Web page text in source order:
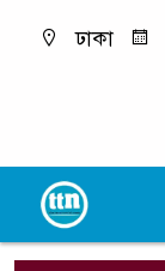
ঢাকা